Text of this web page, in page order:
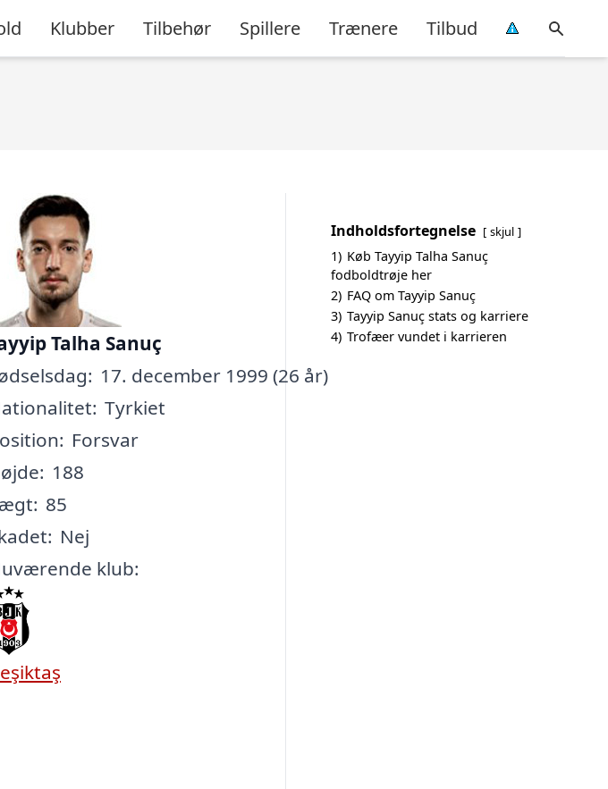
Klubber Tilbehør Spillere Trænere Tilbud
Talha Sanuç
17. december 1999 (26 år)
Tyrkiet
Forsvar
188
85
Nej
klub:
Indholdsfortegnelse skjul
1) Køb Tayyip Talha Sanuç
fodboldtrøje her
2) FAQ om Tayyip Sanuç
3) Tayyip Sanuç stats og karriere
4) Trofæer vundet i karrieren